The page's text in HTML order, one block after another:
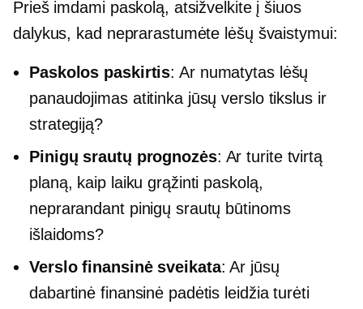
Prieš imdami paskolą, atsižvelkite į šiuos
dalykus, kad neprarastumėte lėšų švaistymui:
Paskolos paskirtis: Ar numatytas lėšų
panaudojimas atitinka jūsų verslo tikslus ir
strategiją?
Pinigų srautų prognozės: Ar turite tvirtą
planą, kaip laiku grąžinti paskolą,
neprarandant pinigų srautų būtinoms
išlaidoms?
Verslo finansinė sveikata: Ar jūsų
dabartinė finansinė padėtis leidžia turėti